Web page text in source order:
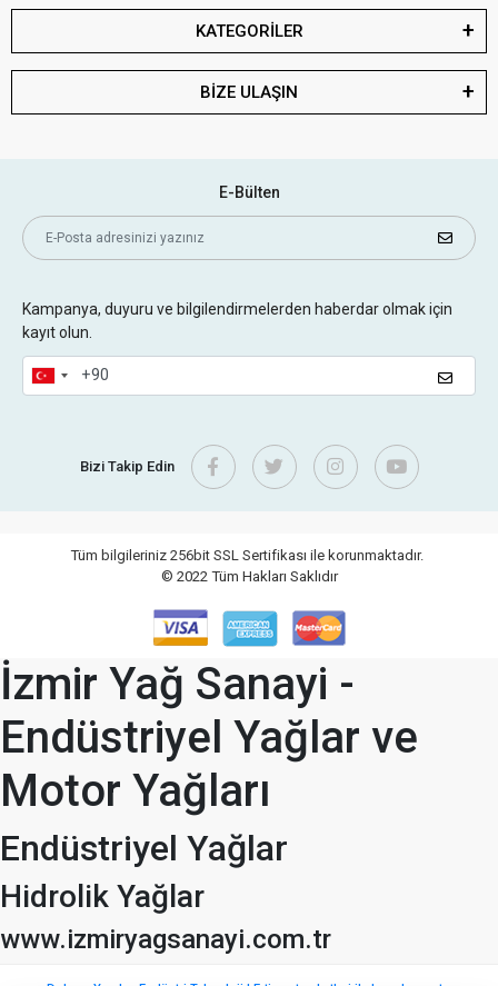
KATEGORİLER
BİZE ULAŞIN
E-Bülten
Kampanya, duyuru ve bilgilendirmelerden haberdar olmak için
kayıt olun.
Bizi Takip Edin
Tüm bilgileriniz 256bit SSL Sertifikası ile korunmaktadır.
© 2022 Tüm Hakları Saklıdır
İzmir Yağ Sanayi -
Endüstriyel Yağlar ve
Motor Yağları
Endüstriyel Yağlar
Hidrolik Yağlar
www.izmiryagsanayi.com.tr